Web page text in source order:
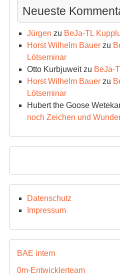
Neueste
Jürgen zu BeJa-TL
Horst Wilhelm Bauerzu
Lötseminar
Otto Kurbjuweitzu BeJa-
Horst Wilhelm Bauerzu
Lötseminar
Hubert the Goose
noch Zeichen und
Datenschutz
Impressum
BAE intern
0m-Entwicklerteam